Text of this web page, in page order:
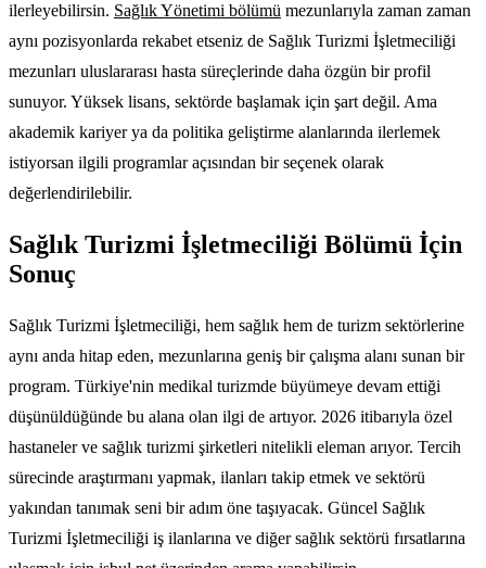
ilerleyebilirsin. Sağlık Yönetimi bölümü mezunlarıyla zaman zaman
aynı pozisyonlarda rekabet etseniz de Sağlık Turizmi İşletmeciliği
mezunları uluslararası hasta süreçlerinde daha özgün bir profil
sunuyor. Yüksek lisans, sektörde başlamak için şart değil. Ama
akademik kariyer ya da politika geliştirme alanlarında ilerlemek
istiyorsan ilgili programlar açısından bir seçenek olarak
değerlendirilebilir.
Sağlık Turizmi İşletmeciliği Bölümü İçin
Sonuç
Sağlık Turizmi İşletmeciliği, hem sağlık hem de turizm sektörlerine
aynı anda hitap eden, mezunlarına geniş bir çalışma alanı sunan bir
program. Türkiye'nin medikal turizmde büyümeye devam ettiği
düşünüldüğünde bu alana olan ilgi de artıyor. 2026 itibarıyla özel
hastaneler ve sağlık turizmi şirketleri nitelikli eleman arıyor. Tercih
sürecinde araştırmanı yapmak, ilanları takip etmek ve sektörü
yakından tanımak seni bir adım öne taşıyacak. Güncel Sağlık
Turizmi İşletmeciliği iş ilanlarına ve diğer sağlık sektörü fırsatlarına